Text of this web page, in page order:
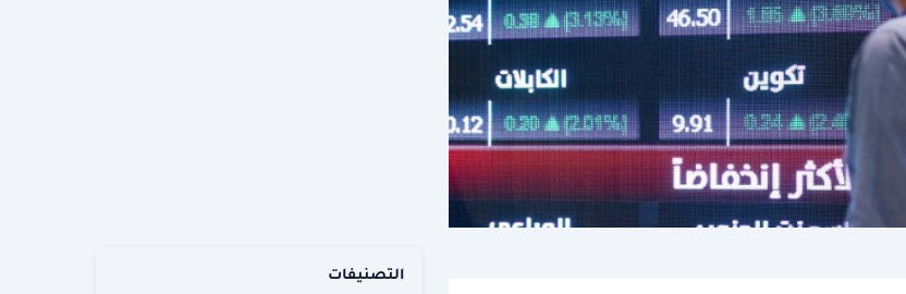
التصنيفات